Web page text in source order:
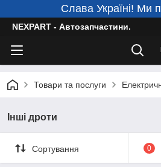
Слава Україні! Ми
NEXPART - Автозапчастини.
Товари та послуги
Інші дроти
Сортування 0